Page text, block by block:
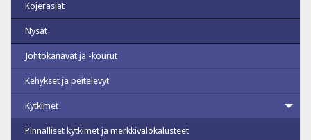
Kojerasiat
Nysät
Johtokanavat ja -kourut
Kehykset ja peitelevyt
Kytkimet
Pinnalliset kytkimet ja merkkivalokalusteet